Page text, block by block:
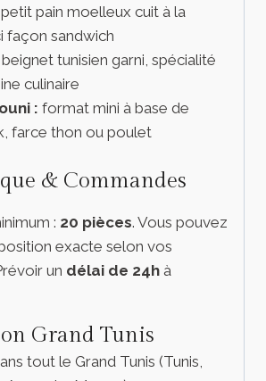
petit pain moelleux cuit à la
façon sandwich
beignet tunisien garni, spécialité
culinaire
: format mini à base de
farce thon ou poulet
& Commandes
: 20 pièces. Vous pouvez
exacte selon vos
un délai de 24h à
Grand Tunis
tout le Grand Tunis (Tunis,